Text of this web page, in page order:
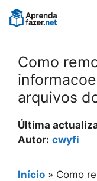
Pular
para
Como
arquivos
Última
Autor: cwyfi
Início » Como